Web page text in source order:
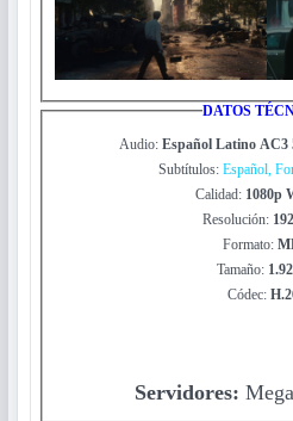
DATOS
Audio: Español Latino AC3
Subtítulos: Español,
Calidad: 1080p
Resolución:
Formato:
Tamaño:
Códec:
Servidores: